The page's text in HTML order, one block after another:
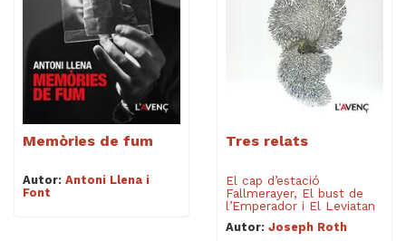
Memòries de fum
Autor: Antoni Llena i
Font
Tres relats
El cap d’estació
Fallmerayer, El bust de
l’Emperador i El Leviatan
Autor: Joseph Roth